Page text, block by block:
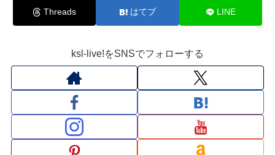
Threads はてブ LINE
ksl-live!をSNSでフォローする